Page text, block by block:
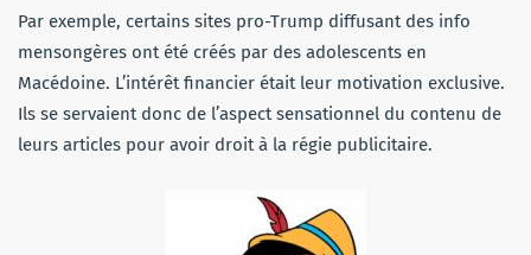
Par exemple, certains sites pro-Trump diffusant des info
mensongères ont été créés par des adolescents en
Macédoine. L’intérêt financier était leur motivation exclusive.
Ils se servaient donc de l’aspect sensationnel du contenu de
leurs articles pour avoir droit à la régie publicitaire.